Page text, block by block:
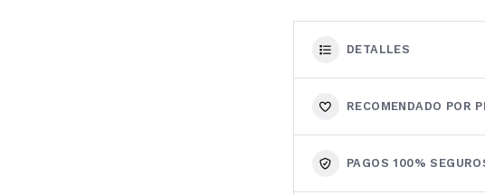
DETALLES
RECOMENDADO POR
PAGOS 100%